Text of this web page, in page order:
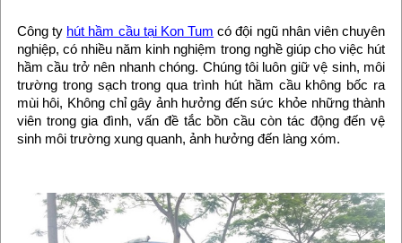
Công ty hút hầm cầu tại Kon Tum có đội ngũ nhân viên chuyên
nghiệp, có nhiều năm kinh nghiệm trong nghề giúp cho việc hút
hầm cầu trở nên nhanh chóng. Chúng tôi luôn giữ vệ sinh, môi
trường trong sạch trong qua trình hút hầm cầu không bốc ra
mùi hôi, Không chỉ gây ảnh hưởng đến sức khỏe những thành
viên trong gia đình, vấn đề tắc bồn cầu còn tác động đến vệ
sinh môi trường xung quanh, ảnh hưởng đến làng xóm.